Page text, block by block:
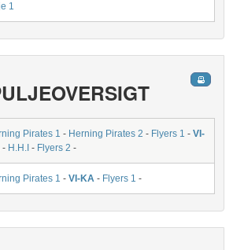
1
Pirates 1 - Herning Pirates 2 - Flyers 1 -VI-
- H.H.I - Flyers 2 -
Pirates 1 -VI-KA- Flyers 1 -